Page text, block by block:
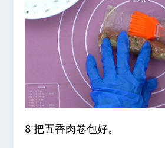
8 把五香肉卷包好。